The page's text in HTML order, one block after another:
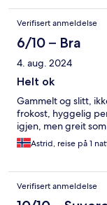
Verifisert anmeldelse
6/10 – Bra
4. aug. 2024
Helt ok
Gammelt og slitt,
frokost, hyggelig
igjen, men greit
Astrid, reise på 1
Verifisert anmeldelse